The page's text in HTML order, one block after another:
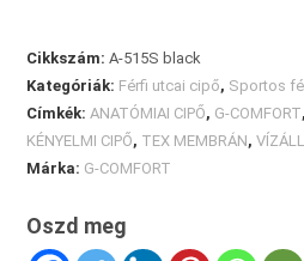
Cikkszám:A-515S black
Kategóriák: Férfi utcai cipő, Sportos
Címkék: ANATÓMIAI CIPŐ, G-COMFORT,
KÉNYELMI CIPŐ, TEX MEMBRÁN,
Márka: G-COMFORT
Oszd meg